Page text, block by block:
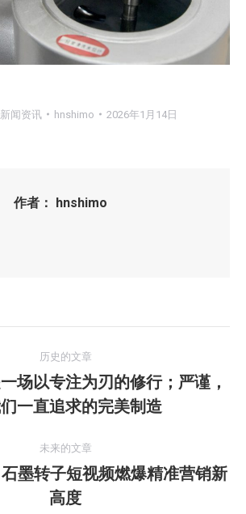
新闻资讯 hnshimo 2026年1月14日
作者： hnshimo
历史的文章
历
史
文
章：
场以专注为刃的修行；严谨，
一直追求的完美制造
未来的文章
未
来
墨转子短视频燃爆精准营销新
高度